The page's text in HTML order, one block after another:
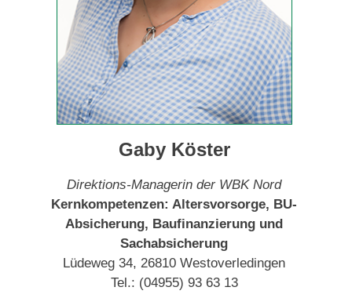
Gaby Köster
Direktions-Managerin der WBK Nord
Kernkompetenzen: Altersvorsorge, BU-
Absicherung, Baufinanzierung und
Sachabsicherung
Lüdeweg 34, 26810 Westoverledingen
Tel.: (04955) 93 63 13